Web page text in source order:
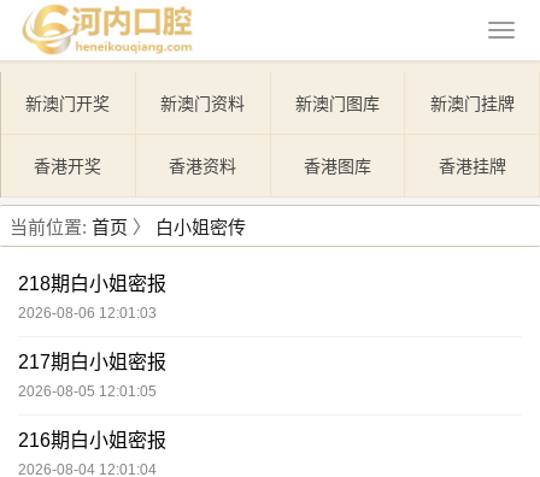
新澳门开奖 新澳门资料 新澳门图库 新澳门挂牌
香港开奖 香港资料 香港图库 香港挂牌
当前位置: 首页 〉 白小姐密传
218期白小姐密报
2026-08-06 12:01:03
217期白小姐密报
2026-08-05 12:01:05
216期白小姐密报
2026-08-04 12:01:04